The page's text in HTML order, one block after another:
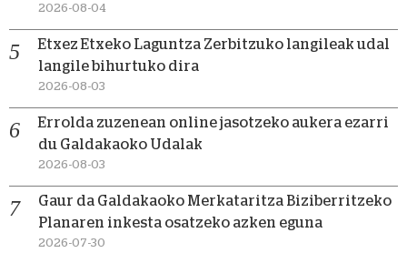
2026-08-04
Etxez Etxeko Laguntza Zerbitzuko langileak udal
langile bihurtuko dira
2026-08-03
Errolda zuzenean online jasotzeko aukera ezarri
du Galdakaoko Udalak
2026-08-03
Gaur da Galdakaoko Merkataritza Biziberritzeko
Planaren inkesta osatzeko azken eguna
2026-07-30